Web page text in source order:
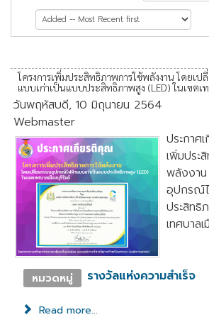
โครงการเพิ่มประสิทธิภาพการใช้พลังงาน โดยเ
แบบเก่าเป็นแบบประสิทธิภาพสูง (LED) ในเขตเ
วันพฤหัสบดี, 10 มิถุนายน 2564
Webmaster
ประกาศ
เพิ่มประ
พลังงาน
อุปกรณ์ไ
ประสิทธิ
เทศบาล
หมวดหมู่ รางวัลแห่งความสำเร็จ
Read more...